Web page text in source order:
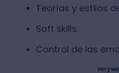
Teorías y estilos
Soft skills.
Control de las